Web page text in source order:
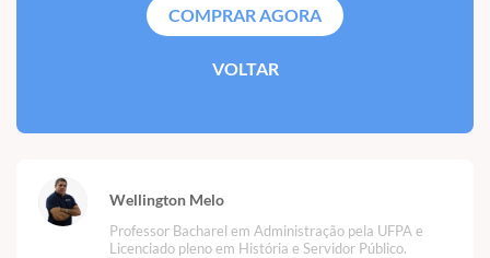
Wellington Melo
Professor Bacharel em Administração pela UFPA e
Licenciado pleno em História e Servidor Público.
COMPRAR AGORA
VOLTAR